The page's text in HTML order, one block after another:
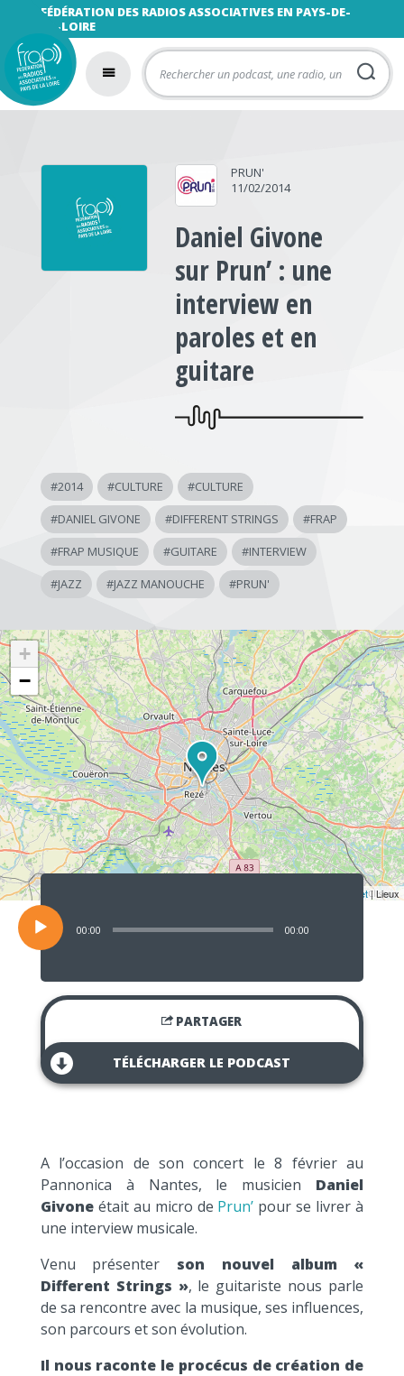
FÉDÉRATION DES RADIOS ASSOCIATIVES EN PAYS-DE-
LA-LOIRE
PRUN'
11/02/2014
Daniel Givone
sur Prun’ : une
interview en
paroles et en
guitare
#2014 #CULTURE #CULTURE
#DANIEL GIVONE #DIFFERENT STRINGS #FRAP
#FRAP MUSIQUE #GUITARE #INTERVIEW
#JAZZ #JAZZ MANOUCHE #PRUN'
+
−
Leaflet| Lieux
Lecteur
audio
00:00 00:00
PARTAGER
TÉLÉCHARGER LE PODCAST
A l’occasion de son concert le 8 février au
Pannonica à Nantes, le musicien Daniel
Givoneétait au micro de Prun’ pour se livrer à
une interview musicale.
Venu présenter son nouvel album «
Different Strings », le guitariste nous parle
de sa rencontre avec la musique, ses influences,
son parcours et son évolution.
Il nous raconte le procécus de création de